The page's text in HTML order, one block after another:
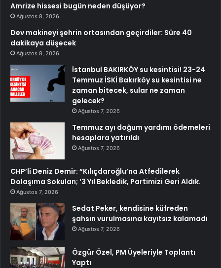
Amrize hissesi bugün neden düşüyor?
Ağustos 8, 2026
Dev makineyi şehrin ortasından geçirdiler: Süre 40
dakikaya düşecek
Ağustos 8, 2026
İstanbul BAKIRKÖY su kesintisi! 23-24
Temmuz İSKİ Bakırköy su kesintisi ne
zaman bitecek, sular ne zaman
gelecek?
Ağustos 7, 2026
Temmuz ayı doğum yardımı ödemeleri
hesaplara yatırıldı
Ağustos 7, 2026
CHP’li Deniz Demir: “Kılıçdaroğlu’na Atfedilerek
Dolaşıma Sokulan; ‘3 Yıl Bekledik, Partimizi Geri Aldık.
Ağustos 7, 2026
Sedat Peker, kendisine küfreden
şahsın vurulmasına kayıtsız kalamadı
Ağustos 7, 2026
Özgür Özel, PM Üyeleriyle Toplantı
Yaptı